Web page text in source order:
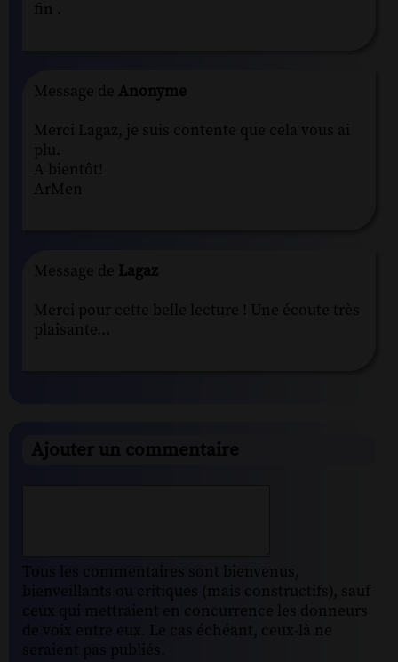
fin .
Message de Anonyme
Merci Lagaz, je suis contente que cela vous ai
plu.
A bientôt!
ArMen
Message de Lagaz
Merci pour cette belle lecture ! Une écoute très
plaisante...
Ajouter un commentaire
Tous les commentaires sont bienvenus,
bienveillants ou critiques (mais constructifs), sauf
ceux qui mettraient en concurrence les donneurs
de voix entre eux. Le cas échéant, ceux-là ne
seraient pas publiés.